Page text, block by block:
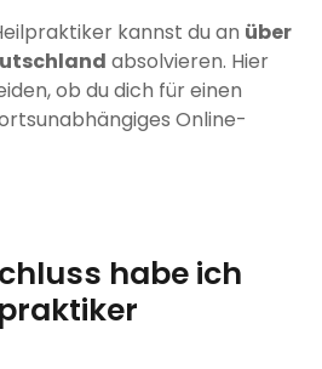
kannst du an über
absolvieren. Hier
ob du dich für einen
Online-
habe ich